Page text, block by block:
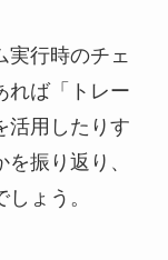
実行時のチェ
れば「トレー
活用したりす
振り返り、
ょう。